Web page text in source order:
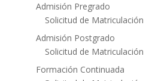
Admisión Pregrado
Solicitud de Matriculación
Admisión Postgrado
Solicitud de Matriculación
Formación Continuada